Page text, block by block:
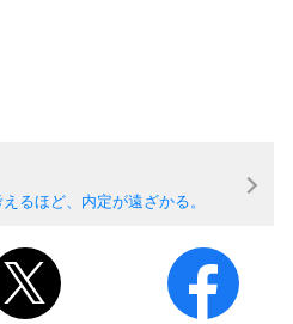
るほど、内定が遠ざかる。